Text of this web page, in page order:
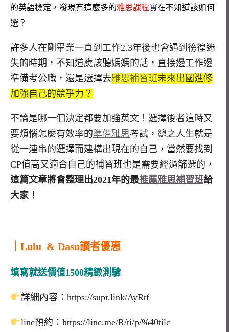
的英語檢定，發現有這麼多的雅思課程實在不知道該如何
選？
許多人在剛畢業一直到工作2.3年後也會遇到徬徨迷
失的時期，不知道應該聽媽媽的話，直接邊工作邊
準備考公職，還是選擇去雅思補習班未來出國進修
加強自己的競爭力？
不論是哪一個決定都要加強英文！選擇後者這時又
要煩惱怎麼有效率的準備雅思考試，總之人生就是
從一連串的選擇而建構出現在的自己，當然要找到
CP值高又適合自己的補習班也是需要經過篩選的，
這篇文章將會整理出2021年的最推薦雅思補習班給
大家！
｜Lulu & Dasu讀者優惠
填寫就送價值1500精緻測驗
詳細內容：https://supr.link/AyRtf
line預約：https://line.me/R/ti/p/%40tilc